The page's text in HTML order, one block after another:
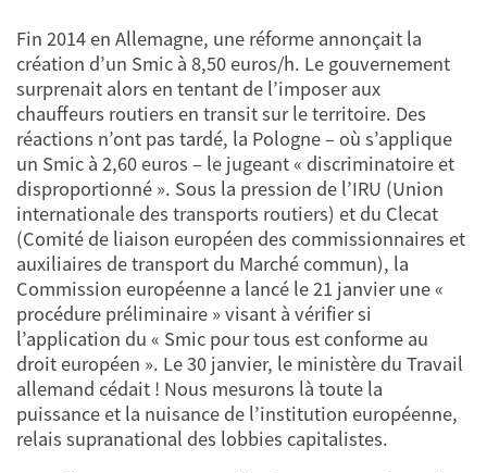
Fin 2014 en Allemagne, une réforme annonçait la
création d’un Smic à 8,50 euros/h. Le gouvernement
surprenait alors en tentant de l’imposer aux
chauffeurs routiers en transit sur le territoire. Des
réactions n’ont pas tardé, la Pologne – où s’applique
un Smic à 2,60 euros – le jugeant « discriminatoire et
disproportionné ». Sous la pression de l’IRU (Union
internationale des transports routiers) et du Clecat
(Comité de liaison européen des commissionnaires et
auxiliaires de transport du Marché commun), la
Commission européenne a lancé le 21 janvier une «
procédure préliminaire » visant à vérifier si
l’application du « Smic pour tous est conforme au
droit européen ». Le 30 janvier, le ministère du Travail
allemand cédait ! Nous mesurons là toute la
puissance et la nuisance de l’institution européenne,
relais supranational des lobbies capitalistes.